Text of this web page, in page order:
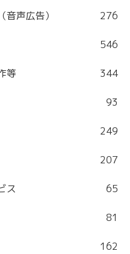
声広告） 276
546
等 344
93
249
207
ス 65
81
162